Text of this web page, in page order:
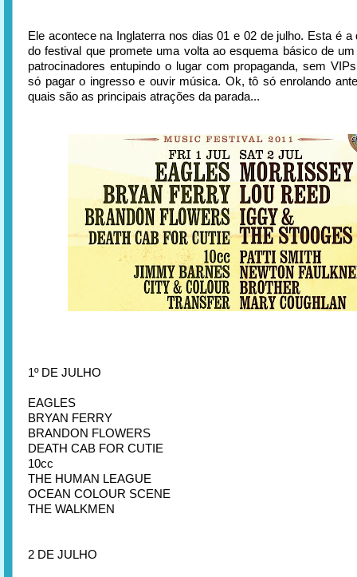
Ele acontece na Inglaterra nos dias 01 e 02 de julho. Esta é a
do festival que promete uma volta ao esquema básico de
patrocinadores entupindo o lugar com propaganda, sem
só pagar o ingresso e ouvir música. Ok, tô só enrolando
quais são as principais atrações da parada...
1º DE JULHO
EAGLES
BRYAN FERRY
BRANDON FLOWERS
DEATH CAB FOR CUTIE
10cc
THE HUMAN LEAGUE
OCEAN COLOUR SCENE
THE WALKMEN
2 DE JULHO